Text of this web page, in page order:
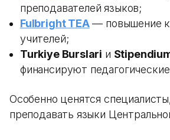
преподавателей языков;
Fulbright TEA— повышение
учителей;
Turkiye Burslari и
финансируют
Особенно ценятся
преподавать языки